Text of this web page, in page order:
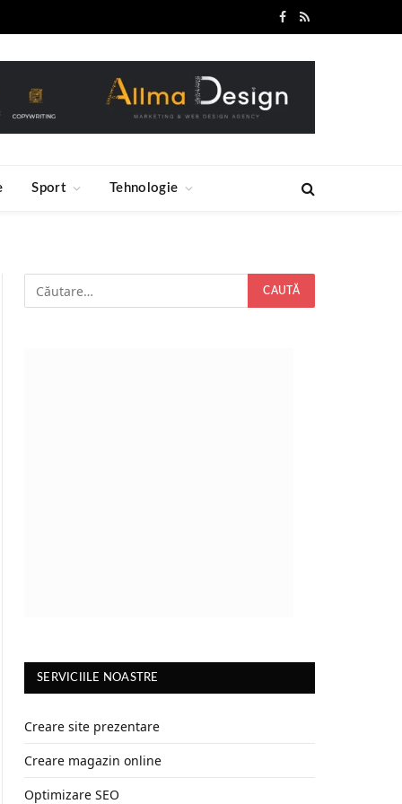
Facebook
RSS
Sport Tehnologie
SERVICIILE NOASTRE
Creare site prezentare
Creare magazin online
Optimizare SEO